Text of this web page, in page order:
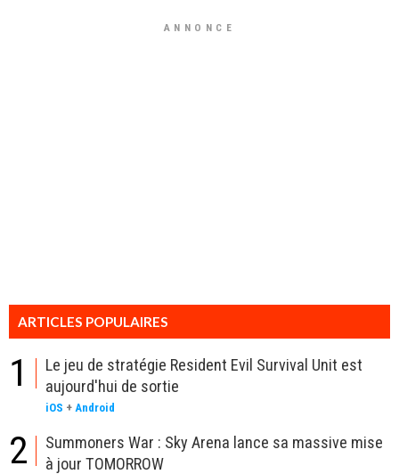
ANNONCE
ARTICLES POPULAIRES
1
Le jeu de stratégie Resident Evil Survival Unit est
aujourd'hui de sortie
iOS + Android
2
Summoners War : Sky Arena lance sa massive mise
à jour TOMORROW